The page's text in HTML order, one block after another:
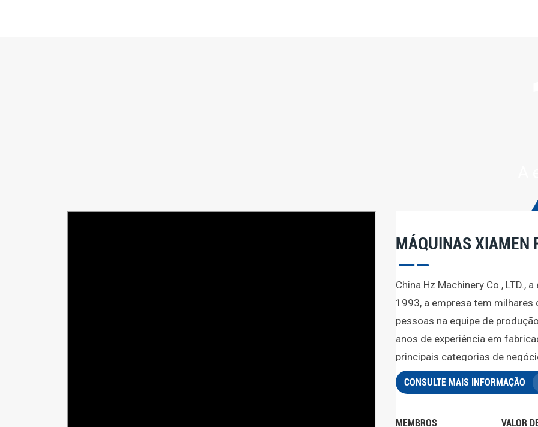
MÁQUINAS XIAMEN
China Hz Machinery Co., LTD.,
1993, a empresa tem milhares
pessoas na equipe de
anos de experiência em
principais categorias de
estampagem de chapas
silicone e outros produtos
CONSULTE MAIS INFORMAÇÃO
MEMBROS
VALOR